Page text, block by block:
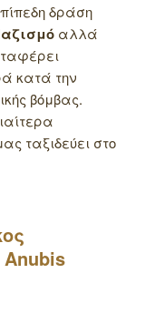
δράση
αλλά
κατά την
βόμβας.
ταξιδεύει στο
Anubis